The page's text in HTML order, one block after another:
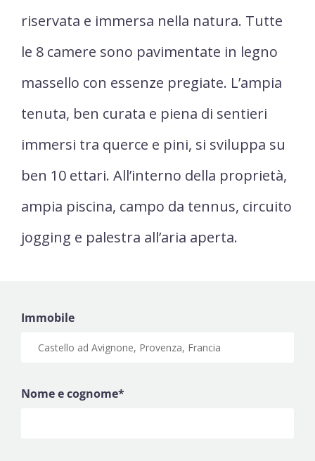
riservata e immersa nella natura. Tutte
le 8 camere sono pavimentate in legno
massello con essenze pregiate. L’ampia
tenuta, ben curata e piena di sentieri
immersi tra querce e pini, si sviluppa su
ben 10 ettari. All’interno della proprietà,
ampia piscina, campo da tennus, circuito
jogging e palestra all’aria aperta.
Immobile
Nome e cognome*